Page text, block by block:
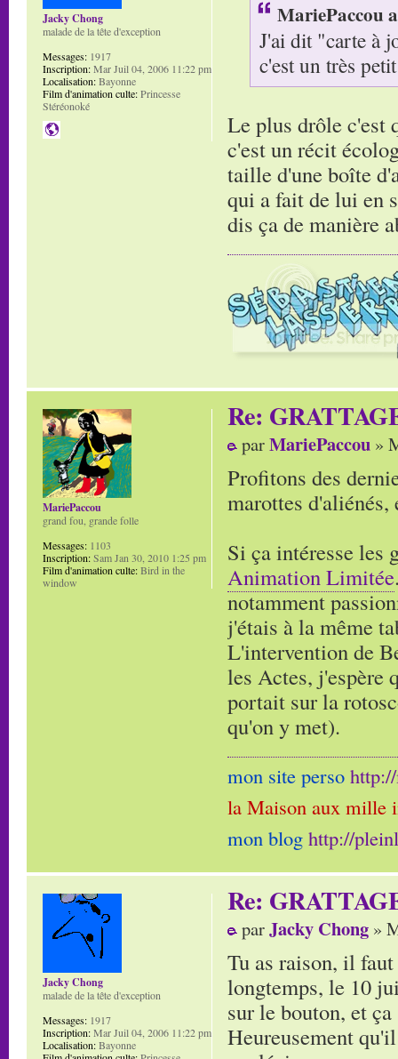
MariePaccou
J'ai dit "carte à
c'est un très
Le plus drôle c'est
c'est un récit
taille d'une boîte
qui a fait de lui en
dis ça de manière
Jacky Chong
malade de la tête d'exception
Messages: 1917
Inscription:Mar Juil 04, 2006 11:22 pm
Localisation:Bayonne
Film d'animation culte:Princesse
Stéréonoké
Re:
parMariePaccou »
Profitons des
marottes
Si ça intéresse les
Animation Limitée
notamment
j'étais à la même
L'intervention de
les Actes, j'espère
portait sur la
qu'on y met).
mon site perso
la Maison aux mille
mon blog http://
MariePaccou
grand fou, grande folle
Messages: 1103
Inscription:Sam Jan 30, 2010 1:25 pm
Film d'animation culte:Bird in the
window
Re:
parJacky Chong »
Tu as raison, il
longtemps, le 10
sur le bouton, et
Heureusement
Jacky Chong
malade de la tête d'exception
Messages: 1917
Inscription:Mar Juil 04, 2006 11:22 pm
Localisation:Bayonne